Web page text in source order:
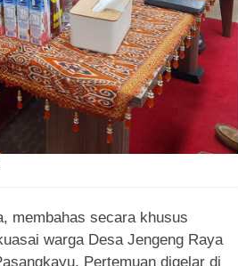
membahas secara khusus
warga Desa Jengeng Raya
Pertemuan digelar di